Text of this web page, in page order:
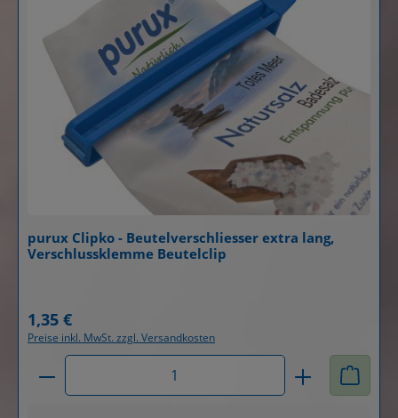
Details
purux Clipko - Beutelverschliesser extra lang,
Verschlussklemme Beutelclip
Regulärer Preis:
1,35 €
Preise inkl. MwSt. zzgl. Versandkosten
Produkt Anzahl: Gib den gewünschten Wert